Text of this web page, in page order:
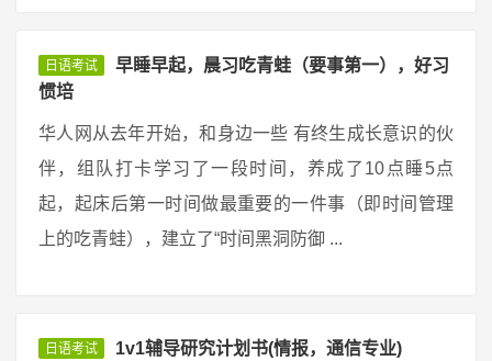
日语考试
早睡早起，晨习吃青蛙（要事第一），好习
惯培
华人网从去年开始，和身边一些 有终生成长意识的伙
伴，组队打卡学习了一段时间，养成了10点睡5点
起，起床后第一时间做最重要的一件事（即时间管理
上的吃青蛙），建立了“时间黑洞防御 ...
日语考试 1v1辅导研究计划书(情报，通信专业)